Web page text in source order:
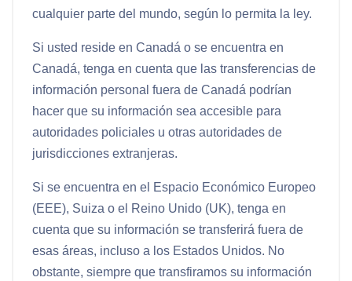
cualquier parte del mundo, según lo permita la ley.
Si usted reside en Canadá o se encuentra en
Canadá, tenga en cuenta que las transferencias de
información personal fuera de Canadá podrían
hacer que su información sea accesible para
autoridades policiales u otras autoridades de
jurisdicciones extranjeras.
Si se encuentra en el Espacio Económico Europeo
(EEE), Suiza o el Reino Unido (UK), tenga en
cuenta que su información se transferirá fuera de
esas áreas, incluso a los Estados Unidos. No
obstante, siempre que transfiramos su información